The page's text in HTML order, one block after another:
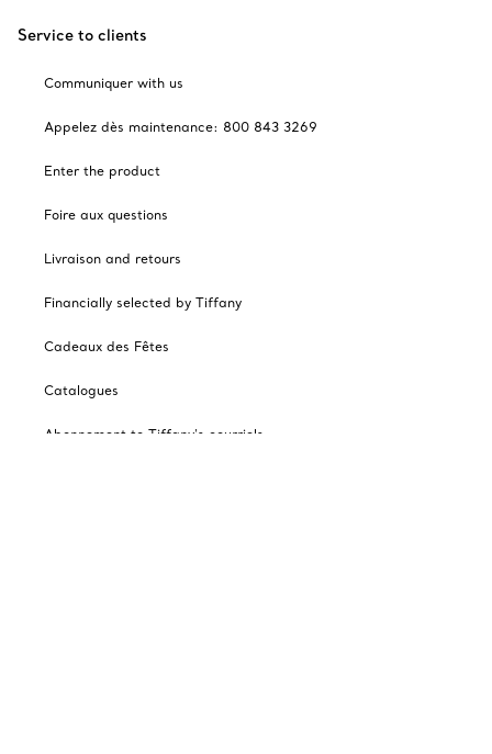
Service to clients
Communiquer with us
Appelez dès maintenance: 800 843 3269
Enter the product
Foire aux questions
Livraison and retours
Financially selected by Tiffany
Cadeaux des Fêtes
Catalogues
Abonnement to Tiffany's courriels